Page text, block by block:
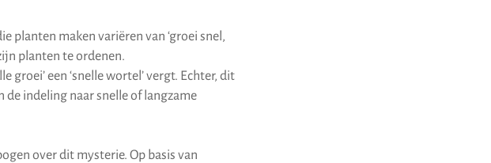
planten maken variëren van ‘groei snel,
planten te ordenen.
een ‘snelle wortel’ vergt. Echter, dit
de indeling naar snelle of langzame
over dit mysterie. Op basis van